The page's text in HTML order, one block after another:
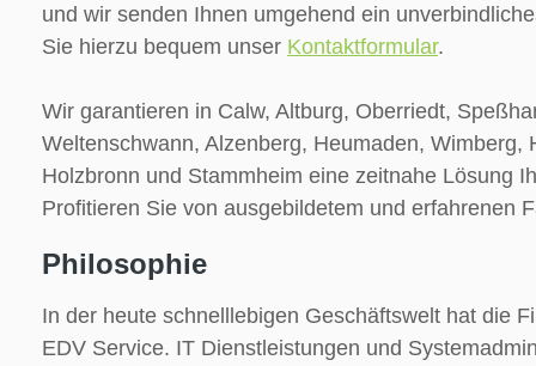
und wir senden Ihnen umgehend ein
Sie hierzu bequem unser Kontaktformular.
Wir garantieren in Calw, Altburg, Oberriedt,
Weltenschwann, Alzenberg, Heumaden, Wimberg,
Holzbronn und Stammheim eine zeitnahe Lösung
Profitieren Sie von ausgebildetem und erfahrenen
Philosophie
In der heute schnelllebigen Geschäftswelt hat die
EDV Service. IT Dienstleistungen und